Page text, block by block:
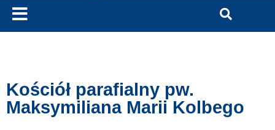
Kościół parafialny pw.
Maksymiliana Marii Kolbego